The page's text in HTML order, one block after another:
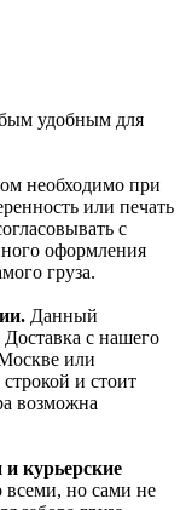
удобным для
необходимо при
или печать
с
оформления
груза.
Данный
с нашего
или
и стоит
возможна
курьерские
всеми, но сами не